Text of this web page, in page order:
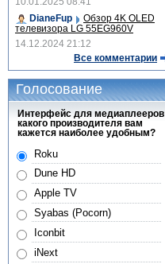
DianeFup
Обзор 4K OLED
телевизора LG 55EG960V
14.12.2024 21:12
Все комментарии
Голосование
Интерфейс для медиаплееров
какого производителя вам
кажется наиболее удобным?
Roku
Dune HD
Apple TV
Syabas (Pocorn)
Iconbit
iNext